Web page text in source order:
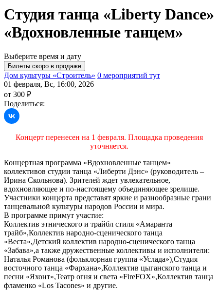
Студия танца «Liberty Dance»
«Вдохновленные танцем»
Выберите время и дату
Дом культуры «Строитель» 0 мероприятий тут
01 февраля, Вс, 16:00, 2026
от 300 ₽
Поделиться:
Концерт перенесен на 1 февраля. Площадка проведения
уточняется.
Концертная программа «Вдохновленные танцем»
коллективов студии танца «Либерти Дэнс» (руководитель –
Ирина Скольнова). Зрителей ждет увлекательное,
вдохновляющее и по-настоящему объединяющее зрелище.
Участники концерта представят яркие и разнообразные грани
танцевальной культуры народов России и мира.
В программе примут участие:
Коллектив этнического и трайбл стиля «Амаранта
трайб»,Коллектив народно-сценического танца
«Веста»,Детский коллектив народно-сценического танца
«Забава»,а также дружественные коллективы и исполнители:
Наталья Романова (фольклорная группа «Услада»),Студия
восточного танца «Фархана»,Коллектив цыганского танца и
песни «Яхонт»,Театр огня и света «FireFOX»,Коллектив танца
фламенко «Los Tacones» и другие.